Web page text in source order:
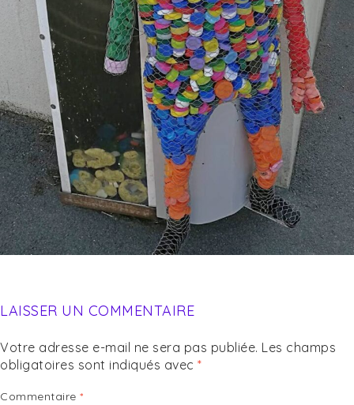
LAISSER UN COMMENTAIRE
Votre adresse e-mail ne sera pas publiée. Les champs
obligatoires sont indiqués avec *
Commentaire *